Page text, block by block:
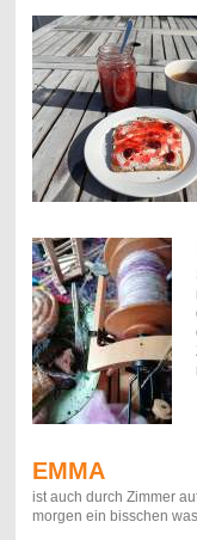
EMMA
ist auch durch Zimmer
morgen ein bisschen